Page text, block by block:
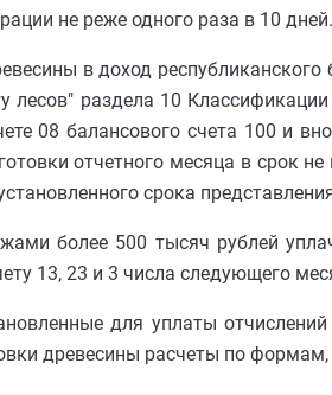
не реже одного раза в 10 дней.
в доход
лесов" раздела 10
08 балансового счета 100 и
отчетного месяца в срок
срока
более 500 тысяч рублей
13, 23 и 3 числа следующего
для уплаты
древесины расчеты по